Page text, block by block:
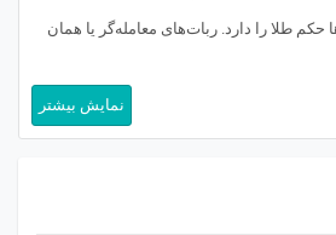
حکم طلا را دارد. ربات‌های معامله‌گر یا همان
نمایش بیشتر